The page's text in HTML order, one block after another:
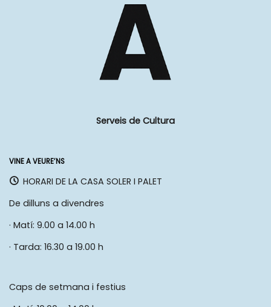
Serveis de Cultura
VINE A VEURE’NS
HORARI DE LA CASA SOLER I PALET
De dilluns a divendres
· Matí: 9.00 a 14.00 h
· Tarda: 16.30 a 19.00 h
Caps de setmana i festius